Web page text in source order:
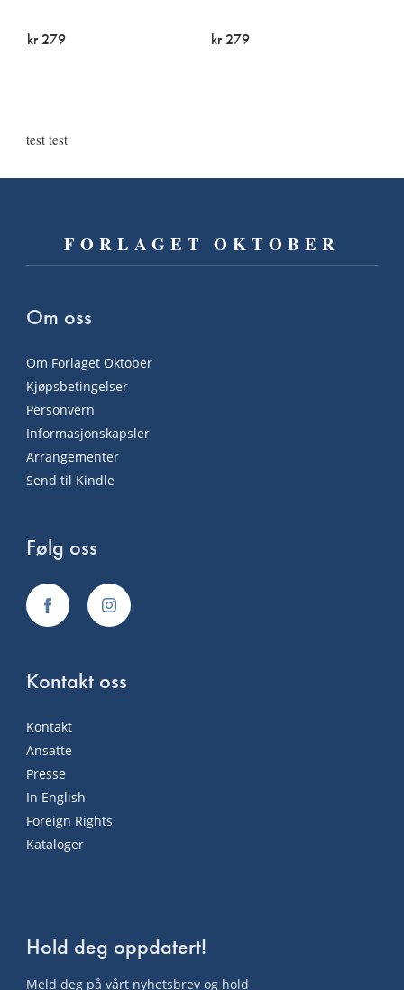
kr 279 kr 279
test test
FORLAGET OKTOBER
Om oss
Om Forlaget Oktober
Kjøpsbetingelser
Personvern
Informasjonskapsler
Arrangementer
Send til Kindle
Følg oss
Kontakt oss
Kontakt
Ansatte
Presse
In English
Foreign Rights
Kataloger
Hold deg oppdatert!
Meld deg på vårt nyhetsbrev og hold